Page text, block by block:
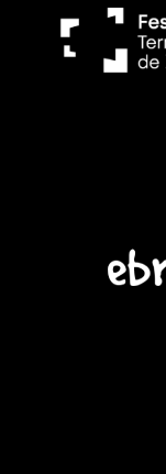
Sub18 (entre
Categories
corredor/a